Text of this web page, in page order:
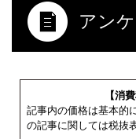
アン
【消
記事内の価格は基本的
の記事に関しては税抜